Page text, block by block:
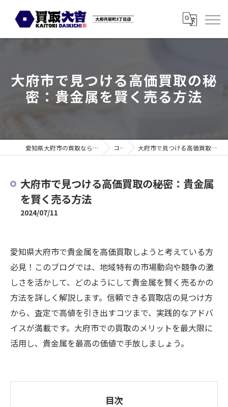
大府市で見つける高価買取の秘
密：貴金属を賢く売る方法
愛知県大府市の買取なら買取大吉 大府共栄町3丁目店 コラム 大府市で見つける高価買取の秘密：貴金属を賢く売る方法
大府市で見つける高価買取の秘密：貴金属
を賢く売る方法
2024/07/11
愛知県大府市で貴金属を高価買取しようと考えている方
必見！このブログでは、地域特有の市場動向や競争の激
しさを活かして、どのようにして貴金属を賢く売るかの
方法を詳しく解説します。信頼できる買取店の見つけ方
から、査定で高値を引き出すコツまで、実践的なアドバ
イスが満載です。大府市での買取のメリットを最大限に
活用し、貴金属を最高の価値で手放しましょう。
目次